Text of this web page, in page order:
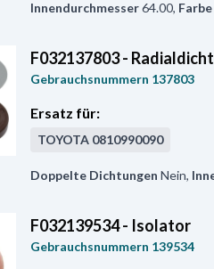
Innendurchmesser64.00, Farbe
F032137803 -
Gebrauchsnummern 137803
Ersatz für:
TOYOTA 0810990090
Doppelte Dichtungen Nein,
F032139534 - Isolator
Gebrauchsnummern 139534